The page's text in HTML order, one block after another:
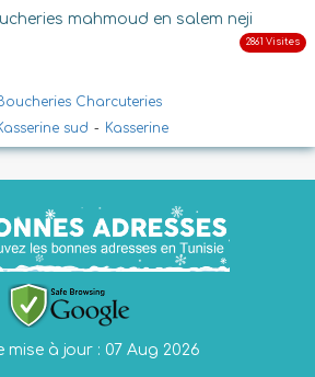
mahmoud en salem neji
Charcuteries
sud - Kasserine
mise à jour : 07 Aug 2026